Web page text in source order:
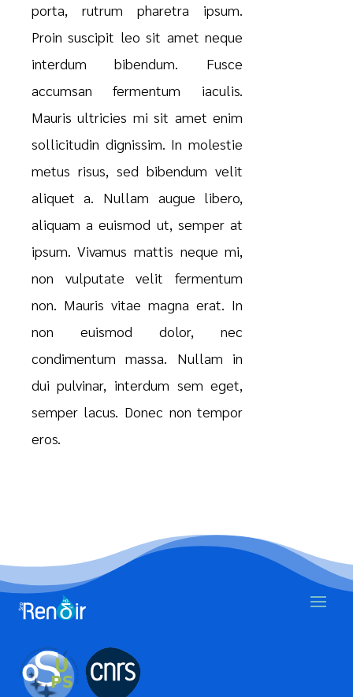
porta, rutrum pharetra ipsum.
Proin suscipit leo sit amet neque
interdum bibendum. Fusce
accumsan fermentum iaculis.
Mauris ultricies mi sit amet enim
sollicitudin dignissim. In molestie
metus risus, sed bibendum velit
aliquet a. Nullam augue libero,
aliquam a euismod ut, semper at
ipsum. Vivamus mattis neque mi,
non vulputate velit fermentum
non. Mauris vitae magna erat. In
non euismod dolor, nec
condimentum massa. Nullam in
dui pulvinar, interdum sem eget,
semper lacus. Donec non tempor
eros.